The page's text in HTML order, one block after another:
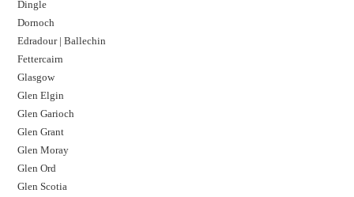
Dingle
Dornoch
Edradour | Ballechin
Fettercairn
Glasgow
Glen Elgin
Glen Garioch
Glen Grant
Glen Moray
Glen Ord
Glen Scotia